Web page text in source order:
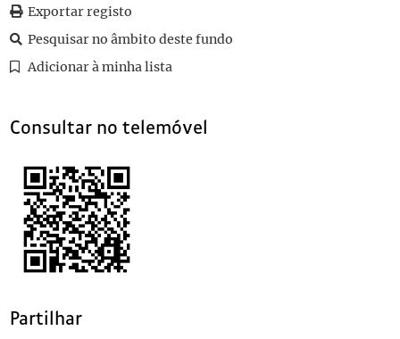
0121
Sem título
0123
0124 Sem título 1921-10-27
Exportar registo
Pesquisar no âmbito deste fundo
Adicionar à minha lista
Consultar no telemóvel
Partilhar